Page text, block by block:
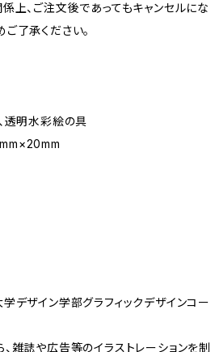
上、ご注文後であってもキャンセルにな
了承ください。
透明水彩絵の具
デザイン学部グラフィックデザインコー
雑誌や広告等のイラストレーションを制